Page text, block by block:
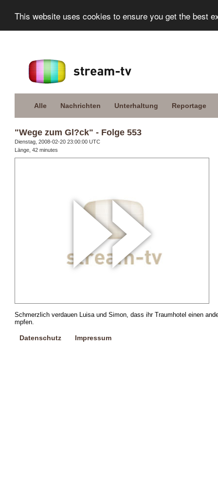
This website uses cookies to ensure you get the best
Alle Nachrichten Unterhaltung Reportage
"Wege zum Gl?ck" - Folge 553
Dienstag, 2008-02-20 23:00:00 UTC
Länge, 42 minutes
Schmerzlich verdauen Luisa und Simon, dass ihr Traumhotel einen
mpfen.
Datenschutz Impressum